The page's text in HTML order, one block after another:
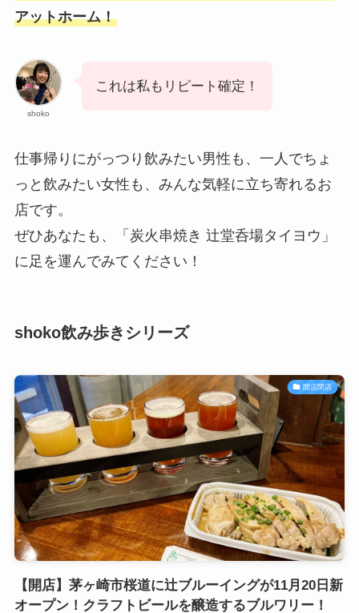
アットホーム！
shoko
これは私もリピート確定！
仕事帰りにがっつり飲みたい男性も、一人でちょ
っと飲みたい女性も、みんな気軽に立ち寄れるお
店です。
ぜひあなたも、「炭火串焼き 辻堂呑場タイヨウ」
に足を運んでみてください！
shoko飲み歩きシリーズ
開店閉店
【開店】茅ヶ崎市桜道に辻ブルーイングが11月20日新
オープン！クラフトビールを醸造するブルワリー！